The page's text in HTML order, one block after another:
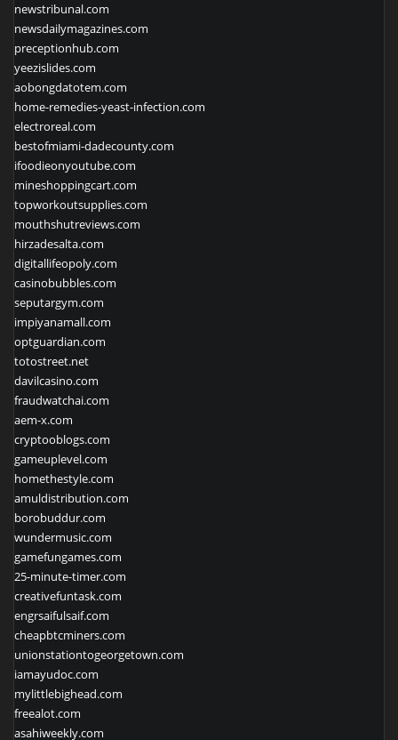
newstribunal.com
newsdailymagazines.com
preceptionhub.com
yeezislides.com
aobongdatotem.com
home-remedies-yeast-infection.com
electroreal.com
bestofmiami-dadecounty.com
ifoodieonyoutube.com
mineshoppingcart.com
topworkoutsupplies.com
mouthshutreviews.com
hirzadesalta.com
digitallifeopoly.com
casinobubbles.com
seputargym.com
impiyanamall.com
optguardian.com
totostreet.net
davilcasino.com
fraudwatchai.com
aem-x.com
cryptooblogs.com
gameuplevel.com
homethestyle.com
amuldistribution.com
borobuddur.com
wundermusic.com
gamefungames.com
25-minute-timer.com
creativefuntask.com
engrsaifulsaif.com
cheapbtcminers.com
unionstationtogeorgetown.com
iamayudoc.com
mylittlebighead.com
freealot.com
asahiweekly.com